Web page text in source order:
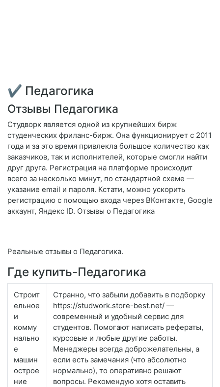
✔ Педагогика
Отзывы Педагогика
Студворк является одной из крупнейших бирж
студенческих фриланс-бирж. Она функционирует с 2011
года и за это время привлекла большое количество как
заказчиков, так и исполнителей, которые смогли найти
друг друга. Регистрация на платформе происходит
всего за несколько минут, по стандартной схеме —
указание email и пароля. Кстати, можно ускорить
регистрацию с помощью входа через ВКонтакте, Google
аккаунт, Яндекс ID. Отзывы о Педагогика
Реальные отзывы о Педагогика.
Где купить-Педагогика
Строит
ельное
и
комму
нально
е
машин
острое
ние
Странно, что забыли добавить в подборку
https://studwork.store-best.net/ —
современный и удобный сервис для
студентов. Помогают написать рефераты,
курсовые и любые другие работы.
Менеджеры всегда доброжелательны, а
если есть замечания (что абсолютно
нормально), то оперативно решают
вопросы. Рекомендую хотя оставить